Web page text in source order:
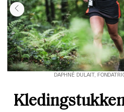
DAPHNÉ DULAIT,